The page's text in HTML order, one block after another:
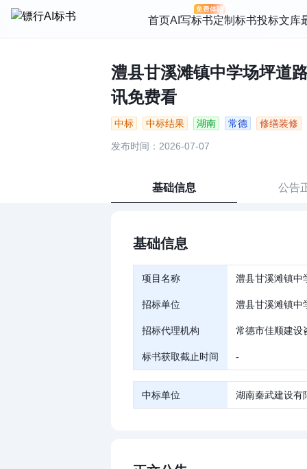
首页AI写标书定制标书投标文库
澧县甘溪滩镇中学场坪道
讯免费看
中标 中标结果 湖南 常德 修缮装修
发布时间：2026-07-07
基础信息 公告
基础信息
项目名称 澧县甘溪滩镇中
招标单位 澧县甘溪滩镇中
招标代理机构 常德市佳顺建设
标书获取截止时间 -
中标单位 湖南秦武建设有